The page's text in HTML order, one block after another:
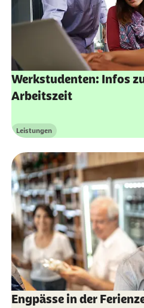
Werkstudenten: Infos
Arbeitszeit
Kategorie
Leistungen
Engpässe in der